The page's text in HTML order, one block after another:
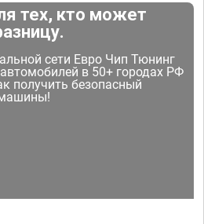
тех, кто может
сети Евро Чип Тюнинг
в 50+ городах РФ
получить безопасный